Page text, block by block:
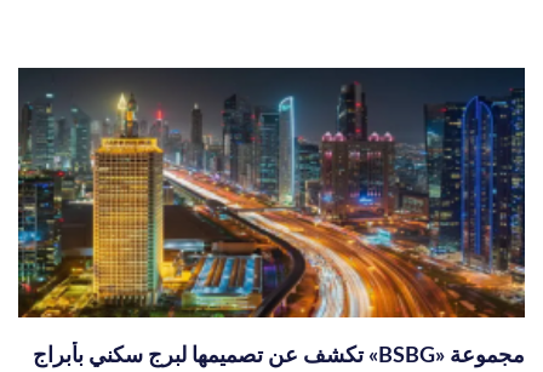
مجموعة «BSBG» تكشف عن تصميمها لبرج سكني بأبراج